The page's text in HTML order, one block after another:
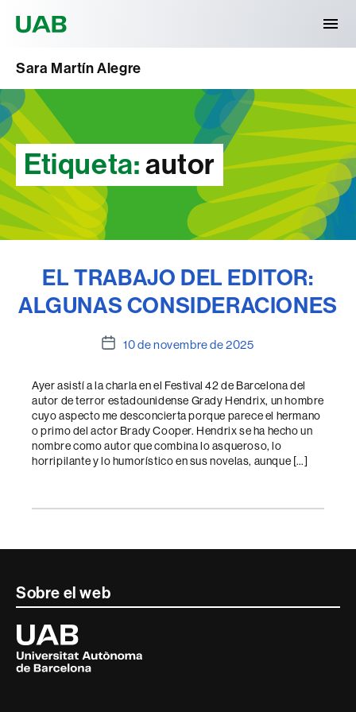
Sara Martín Alegre
Etiqueta:autor
EL TRABAJO DEL EDITOR:
ALGUNAS CONSIDERACIONES
Data10 de novembre de 2025
Ayer asistí a la charla en el Festival 42 de Barcelona del
autor de terror estadounidense Grady Hendrix, un hombre
cuyo aspecto me desconcierta porque parece el hermano
o primo del actor Brady Cooper. Hendrix se ha hecho un
nombre como autor que combina lo asqueroso, lo
horripilante y lo humorístico en sus novelas, aunque […]
Contacte
informació
legal
Sobre el web
Universitat
Autònoma
de
Barcelona